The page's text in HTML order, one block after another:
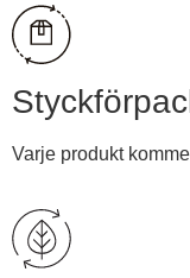
Varje produkt